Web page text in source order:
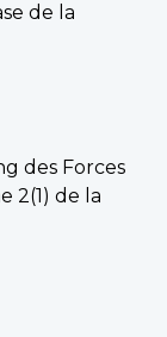
de la
des Forces
2(1) de la